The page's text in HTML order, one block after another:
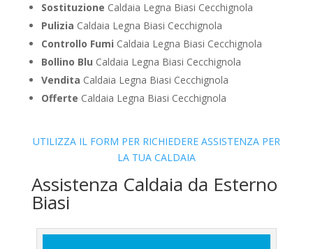
Sostituzione Caldaia Legna Biasi Cecchignola
Pulizia Caldaia Legna Biasi Cecchignola
Controllo Fumi Caldaia Legna Biasi Cecchignola
Bollino Blu Caldaia Legna Biasi Cecchignola
Vendita Caldaia Legna Biasi Cecchignola
Offerte Caldaia Legna Biasi Cecchignola
UTILIZZA IL FORM PER RICHIEDERE ASSISTENZA PER
LA TUA CALDAIA
Assistenza Caldaia da Esterno
Biasi